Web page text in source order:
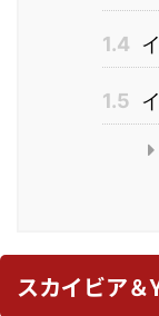
1.4
1.5
スカイビア